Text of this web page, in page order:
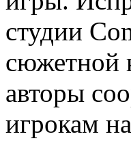
студии
сюжетной
авторы
игрокам